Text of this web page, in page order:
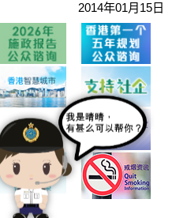
2014年01月15日